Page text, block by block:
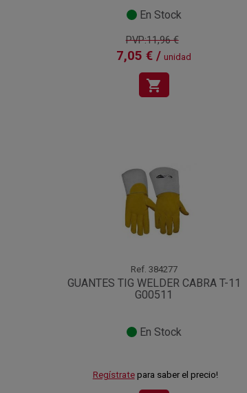
En Stock
PVP:11,96 €
7,05 € / unidad
shopping_cart
Ref. 384277
GUANTES TIG WELDER CABRA T-11
G00511
En Stock
Regístratepara saber el precio!